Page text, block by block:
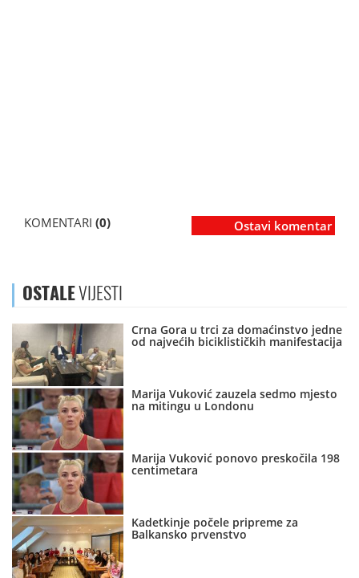
KOMENTARI (0) Ostavi komentar
OSTALEVIJESTI
Crna Gora u trci za domaćinstvo jedne
od najvećih biciklističkih manifestacija
Marija Vuković zauzela sedmo mjesto
na mitingu u Londonu
Marija Vuković ponovo preskočila 198
centimetara
Kadetkinje počele pripreme za
Balkansko prvenstvo